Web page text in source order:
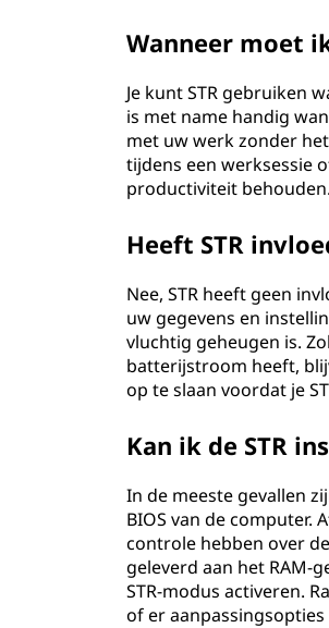
Wanneer moet
Je kunt STR gebruiken
is met name handig
met uw werk zonder
tijdens een werksessie
productiviteit behouden.
Heeft STR
Nee, STR heeft geen
uw gegevens en
vluchtig geheugen is.
batterijstroom heeft,
op te slaan voordat je
Kan ik de STR
In de meeste gevallen
BIOS van de
controle hebben over
geleverd aan het RAM-
STR-modus activeren.
of er